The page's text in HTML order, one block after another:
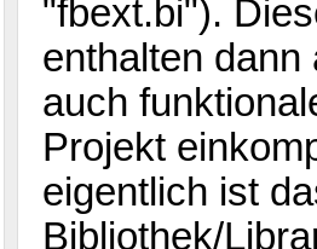
"fbext.bi").
enthalten dann
auch
Projekt
eigentlich ist
Bibliothek/